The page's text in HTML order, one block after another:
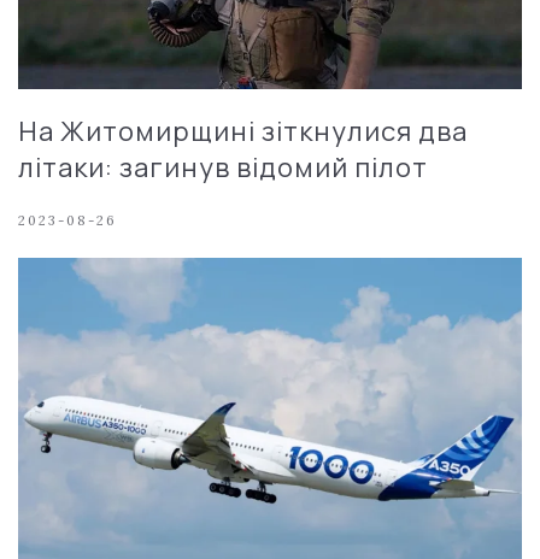
На Житомирщині зіткнулися два
літаки: загинув відомий пілот
2023-08-26